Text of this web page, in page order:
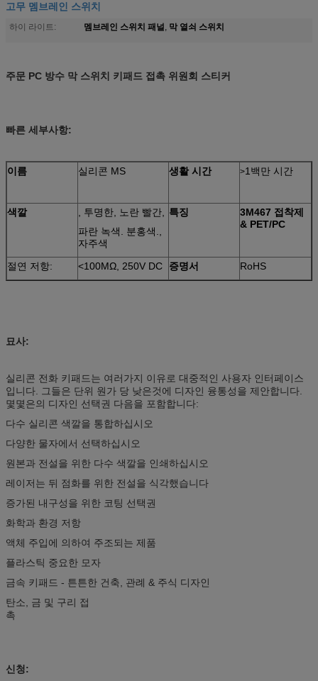
고무 멤브레인 스위치
하이 라이트: 멤브레인 스위치 패널, 막 열쇠 스위치
주문 PC 방수 막 스위치 키패드 접촉 위원회 스티커
빠른 세부사항:
이름 실리콘 MS 생활 시간 >1백만 시간
색깔
, 투명한, 노란 빨간,
파란 녹색. 분홍색.,
자주색
특징
3M467 접착제
& PET/PC
절연 저항: <100MΩ, 250V DC 증명서 RoHS
묘사:
실리콘 전화 키패드는 여러가지 이유로 대중적인 사용자 인터페이스
입니다. 그들은 단위 원가 당 낮은것에 디자인 융통성을 제안합니다.
몇몇은의 디자인 선택권 다음을 포함합니다:
다수 실리콘 색깔을 통합하십시오
다양한 물자에서 선택하십시오
원본과 전설을 위한 다수 색깔을 인쇄하십시오
레이저는 뒤 점화를 위한 전설을 식각했습니다
증가된 내구성을 위한 코팅 선택권
화학과 환경 저항
액체 주입에 의하여 주조되는 제품
플라스틱 중요한 모자
금속 키패드 - 튼튼한 건축, 관례 & 주식 디자인
탄소, 금 및 구리 접
촉
신청: